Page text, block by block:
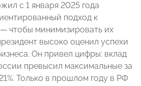
с 1 января 2025 года
подход к
чтобы минимизировать их
высоко оценил успехи
Он привел цифры: вклад
превысил максимальные за
Только в прошлом году в РФ